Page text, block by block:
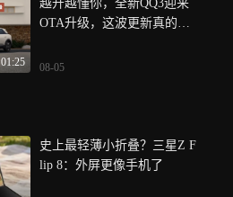
01:25
越开越懂你，全新QQ3迎来
OTA升级，这波更新真的走
08-05
史上最轻薄小折叠？三星Z F
lip 8：外屏更像手机了